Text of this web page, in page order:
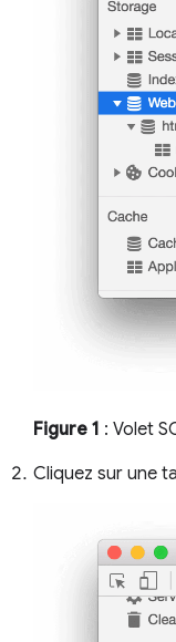
Figure 1 : Volet
Cliquez sur une